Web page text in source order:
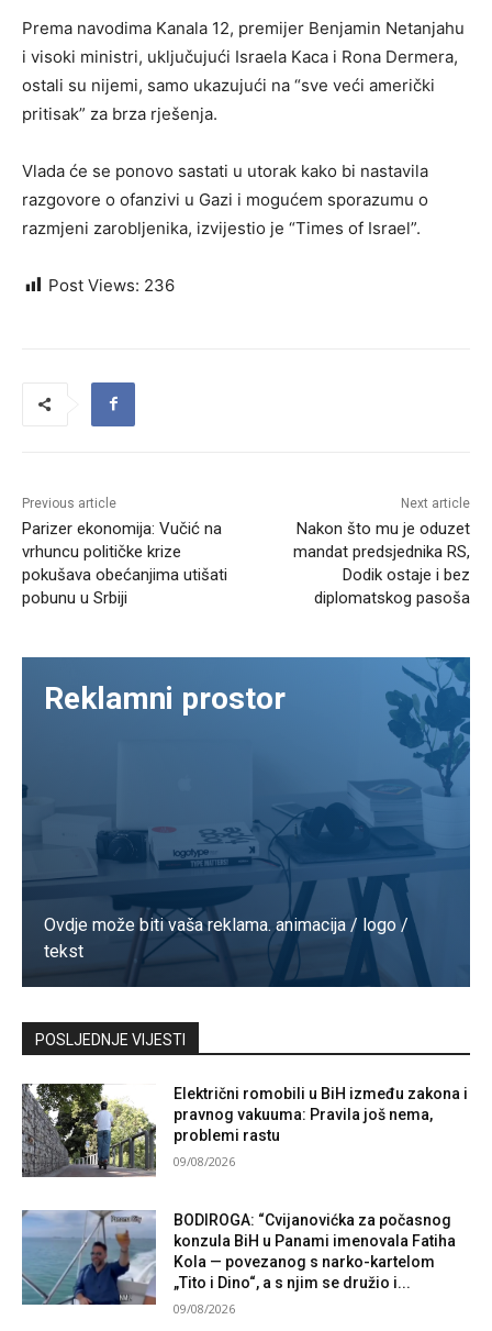
Prema navodima Kanala 12, premijer Benjamin Netanjahu
i visoki ministri, uključujući Israela Kaca i Rona Dermera,
ostali su nijemi, samo ukazujući na “sve veći američki
pritisak” za brza rješenja.
Vlada će se ponovo sastati u utorak kako bi nastavila
razgovore o ofanzivi u Gazi i mogućem sporazumu o
razmjeni zarobljenika, izvijestio je “Times of Israel”.
Post Views: 236
Previous article
Parizer ekonomija: Vučić na
vrhuncu političke krize
pokušava obećanjima utišati
pobunu u Srbiji
Next article
Nakon što mu je oduzet
mandat predsjednika RS,
Dodik ostaje i bez
diplomatskog pasoša
Reklamni prostor
Ovdje može biti vaša reklama. animacija / logo /
tekst
Kontaktirajte nas
POSLJEDNJE VIJESTI
Električni romobili u BiH između zakona i
pravnog vakuuma: Pravila još nema,
problemi rastu
09/08/2026
BODIROGA: “Cvijanovićka za počasnog
konzula BiH u Panami imenovala Fatiha
Kola — povezanog s narko-kartelom
„Tito i Dino“, a s njim se družio i...
09/08/2026